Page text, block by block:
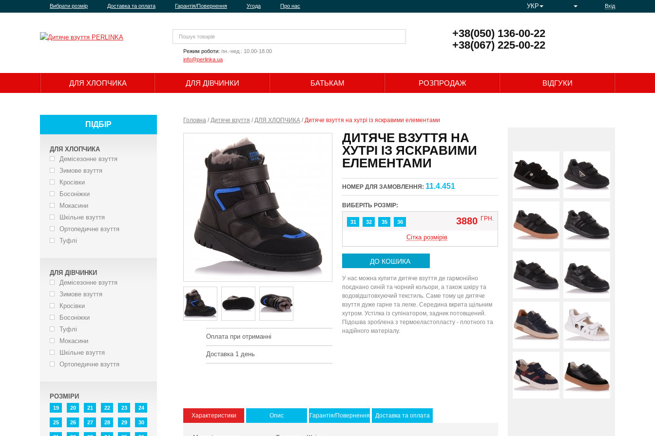
Вибрати розмір Доставка та оплата Гарантія/Повернення Угода Про нас Вхід
УКР
Режим роботи: пн.-нед.: 10.00-18.00
info@perlinka.ua
+38(050) 136-00-22
+38(067) 225-00-22
ДЛЯ ХЛОПЧИКА ДЛЯ ДІВЧИНКИ БАТЬКАМ РОЗПРОДАЖ ВІДГУКИ
Головна /Дитяче взуття /ДЛЯ ХЛОПЧИКА /Дитяче взуття на хутрі із яскравими елементами
Оплата при отриманні
Доставка 1 день
ДИТЯЧЕ ВЗУТТЯ НА
ХУТРІ ІЗ ЯСКРАВИМИ
ЕЛЕМЕНТАМИ
НОМЕР ДЛЯ ЗАМОВЛЕННЯ: 11.4.451
ВИБЕРІТЬ РОЗМІР:
31 32 35 36 3880 ГРН.
Сітка розмірів
ДО КОШИКА
У нас можна купити дитяче взуття де гармонійно
поєднано синій та чорний кольори, а також шкіру та
водовідштовхуючий текстиль. Саме тому це дитяче
взуття дуже гарне та легке. Середина вкрита щільним
хутром. Устілка із супінатором, задник потовщений.
Підошва зроблена з термоеластопласту - плотного та
надійного матеріалу.
Характеристики Опис Гарантія/Повернення Доставка та оплата
Вверх
ПІДБІР
ДЛЯ ХЛОПЧИКА
Демісезонне взуття
Зимове взуття
Кросівки
Босоніжки
Мокасини
Шкільне взуття
Ортопедичне взуття
Туфлі
ДЛЯ ДІВЧИНКИ
Демісезонне взуття
Зимове взуття
Кросівки
Босоніжки
Туфлі
Мокасини
Шкільне взуття
Ортопедичне взуття
РОЗМІРИ
19 20 21 22 23 24
25 26 27 28 29 30